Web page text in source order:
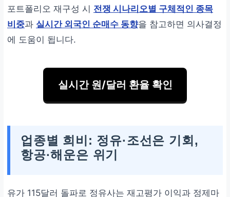
포트폴리오 재구성 시 전쟁 시나리오별 구체적인 종목
비중과 실시간 외국인 순매수 동향을 참고하면 의사결정
에 도움이 됩니다.
실시간 원/달러 환율 확인
업종별 희비: 정유·조선은 기회,
항공·해운은 위기
유가 115달러 돌파로 정유사는 재고평가 이익과 정제마